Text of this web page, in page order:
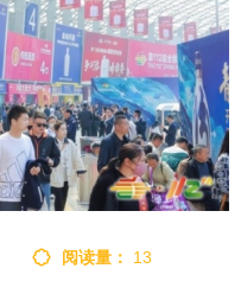
阅读量： 13